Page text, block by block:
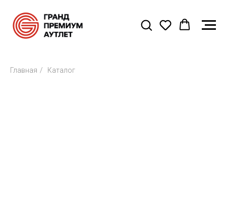
Главная / Каталог